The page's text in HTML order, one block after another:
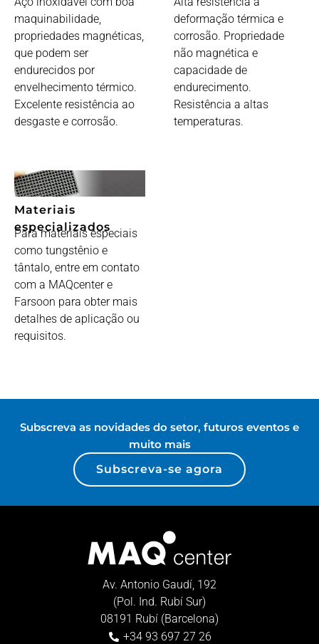
maquinabilidade,
propriedades magnéticas,
que podem ser
endurecidos por
envelhecimento térmico.
Excelente resistência ao
desgaste e corrosão.
deformação térmica e
corrosão. Propriedade
não magnética e
capacidade de
endurecimento.
Resistência a altas
temperaturas.
Materiais
especializados
Para materiais especiais
como tungstênio e
tântalo, entre em contato
com a MAQcenter e
Farsoon para obter mais
detalhes de aplicação ou
requisitos.
Subscreva as novidades do setor, futuros eventos e
muito mais
Subscreva-se agora
Av. Antonio Gaudí, 192
(Pol. Ind. Rubí Sur)
08191 Rubí (Barcelona)
+34 93 697 27 26